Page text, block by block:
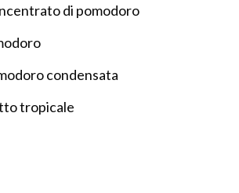
di pomodoro
condensata
tropicale